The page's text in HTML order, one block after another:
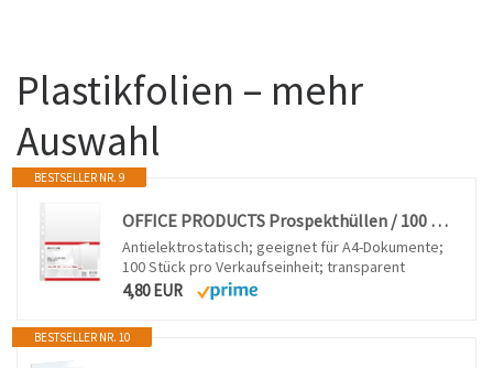
Plastikfolien – mehr
Auswahl
BESTSELLER NR. 9
OFFICE PRODUCTS Prospekthüllen / 100 Stück/Din A4/ Glasklar Oben Offen Klarsichthüllen Sicht-Hüllen Gelochte Plastikhülle für Dokumente Papiere Akten Ordner/PP/Transparent 45 Mikron Dokumentenhülle
Antielektrostatisch; geeignet für A4-Dokumente;
100 Stück pro Verkaufseinheit; transparent
4,80 EUR
BESTSELLER NR. 10